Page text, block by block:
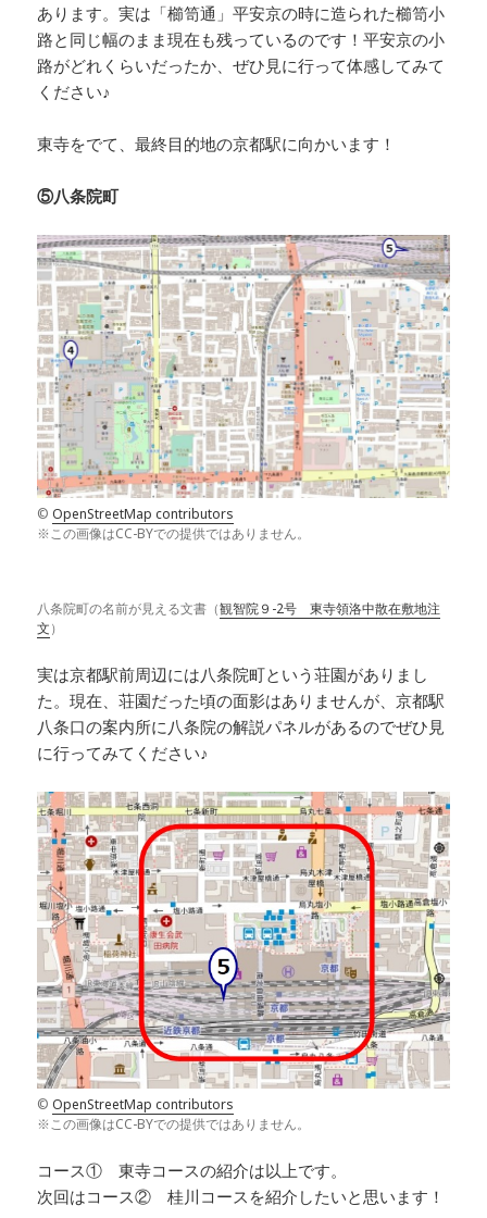
あります。実は「櫛笥通」平安京の時に造られた櫛笥小
路と同じ幅のまま現在も残っているのです！平安京の小
路がどれくらいだったか、ぜひ見に行って体感してみて
ください♪
東寺をでて、最終目的地の京都駅に向かいます！
⑤八条院町
©OpenStreetMap contributors
※この画像はCC-BYでの提供ではありません。
八条院町の名前が見える文書（観智院９-2号 東寺領洛中散在敷地注
文）
実は京都駅前周辺には八条院町という荘園がありまし
た。現在、荘園だった頃の面影はありませんが、京都駅
八条口の案内所に八条院の解説パネルがあるのでぜひ見
に行ってみてください♪
©OpenStreetMap contributors
※この画像はCC-BYでの提供ではありません。
コース① 東寺コースの紹介は以上です。
次回はコース② 桂川コースを紹介したいと思います！